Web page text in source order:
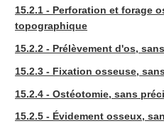
15.2.1 - Perforation et forage
topographique
15.2.2 - Prélèvement d'os,
15.2.3 - Fixation osseuse,
15.2.4 - Ostéotomie, sans
15.2.5 - Évidement osseux,